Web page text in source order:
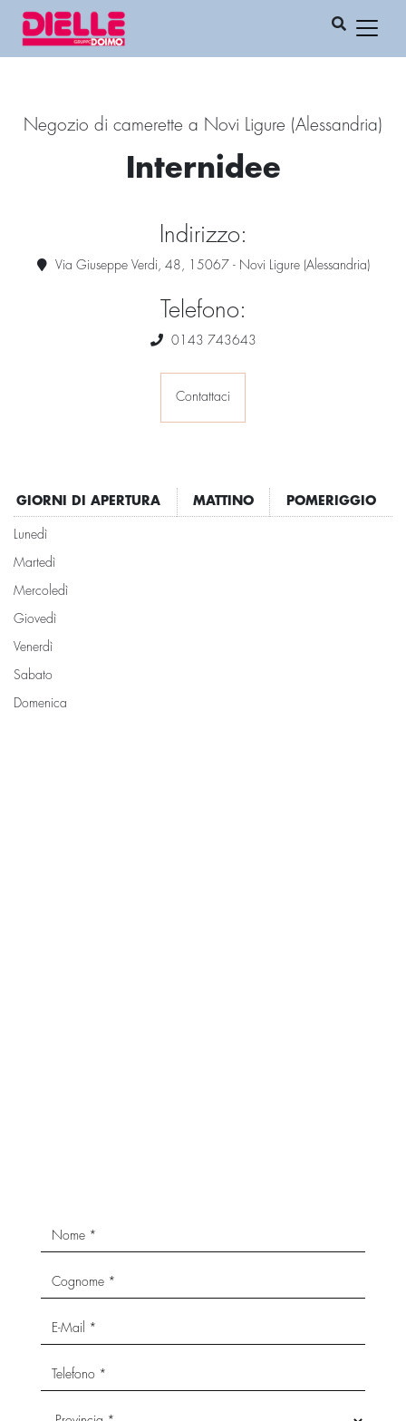
Negozio di camerette a Novi Ligure (Alessandria)
Internidee
Indirizzo:
Via Giuseppe Verdi, 48, 15067 - Novi Ligure (Alessandria)
Telefono:
0143 743643
Contattaci
GIORNI DI APERTURA MATTINO POMERIGGIO
Lunedì
Martedì
Mercoledì
Giovedì
Venerdì
Sabato
Domenica